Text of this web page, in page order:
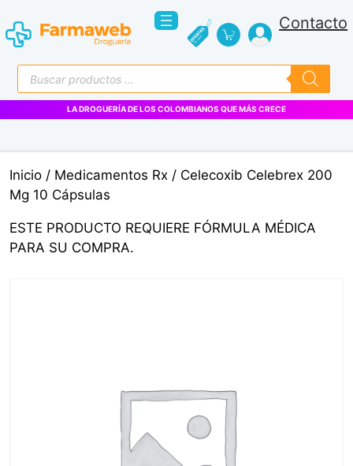
al
contenido
Contacto
Búsqueda
de
productos
LA DROGUERÍA DE LOS COLOMBIANOS QUE MÁS CRECE
Inicio / Medicamentos Rx / Celecoxib Celebrex 200
Mg 10 Cápsulas
ESTE PRODUCTO REQUIERE FÓRMULA MÉDICA
PARA SU COMPRA.